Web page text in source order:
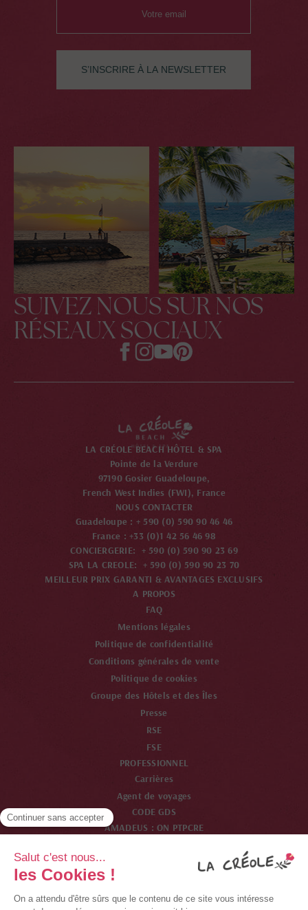
SUIVEZ NOUS SUR NOS
RÉSEAUX SOCIAUX
LA CRÉOLE BEACH HÔTEL & SPA
Pointe de la Verdure
97190 Gosier Guadeloupe,
French West Indies (FWI), France
NOUS CONTACTER
Guadeloupe : + 590 (0) 590 90 46 46
France : +33 (0)1 42 56 46 98
CONCIERGERIE: + 590 (0) 590 90 23 69
SPA LA CREOLE: + 590 (0) 590 90 23 70
MEILLEUR PRIX GARANTI & AVANTAGES EXCLUSIFS
A PROPOS
FAQ
Mentions légales
Politique de confidentialité
Conditions générales de vente
Politique de cookies
Groupe des Hôtels et des Îles
Presse
RSE
FSE
PROFESSIONNEL
Carrières
Agent de voyages
CODE GDS
AMADEUS : ON PTPCRE
WORDSPAN : ON PTPCR
GALILEO : ON 33825